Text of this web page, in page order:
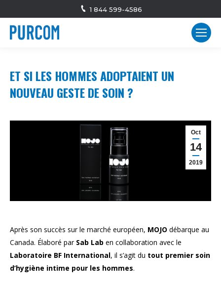
1 844 599-4586
ET SI LES HOMMES ADOPTAIENT UN
NOUVEAU GESTE DE SOIN ?
Oct
14
2019
Après son succès sur le marché européen, MOJO débarque au
Canada. Élaboré par Sab Lab en collaboration avec le
Laboratoire BF International, il s’agit du tout premier soin
d’hygiène intime pour les hommes.